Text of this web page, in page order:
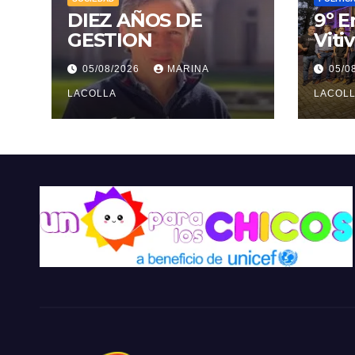
DIEZ AÑOS DE
GESTION
05/08/2026 MARINA
LACOLLA
9º
de
05/